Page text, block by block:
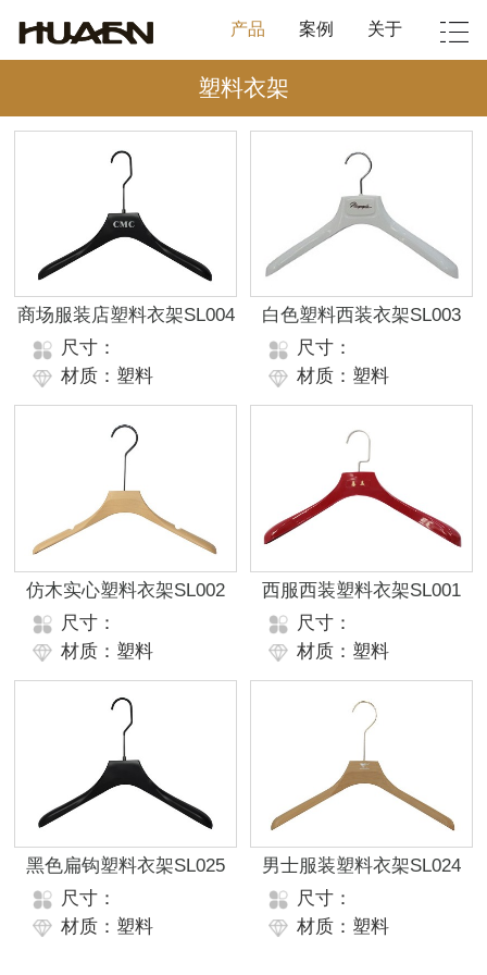
产品 案例 关于
塑料衣架
商场服装店塑料衣架SL004
尺寸：
材质：塑料
白色塑料西装衣架SL003
尺寸：
材质：塑料
仿木实心塑料衣架SL002
尺寸：
材质：塑料
西服西装塑料衣架SL001
尺寸：
材质：塑料
黑色扁钩塑料衣架SL025
尺寸：
材质：塑料
男士服装塑料衣架SL024
尺寸：
材质：塑料